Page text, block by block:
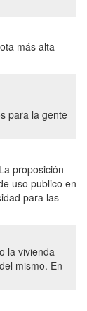
más alta
para la gente
proposición
uso publico en
para las
la vivienda
mismo. En